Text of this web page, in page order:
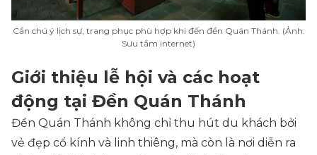
Cần chú ý lịch sự, trang phục phù hợp khi đến đền Quán Thánh. (Ảnh:
Sưu tầm internet)
Giới thiệu lễ hội và các hoạt
động tại Đền Quán Thánh
Đền Quán Thánh không chỉ thu hút du khách bởi
vẻ đẹp cổ kính và linh thiêng, mà còn là nơi diễn ra